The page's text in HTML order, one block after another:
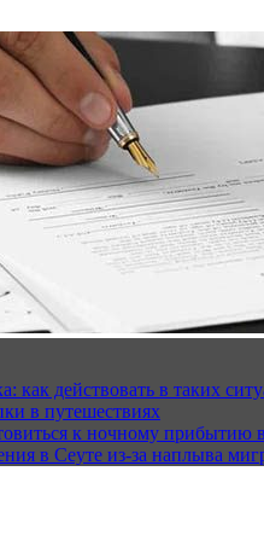
как действовать в таких
в путешествиях
к ночному прибытию
в Сеуте из-за наплыва